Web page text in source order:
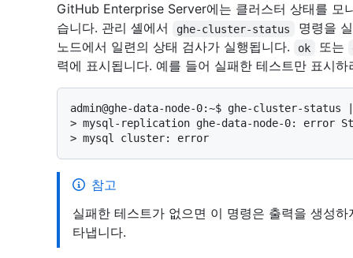
GitHub Enterprise Server에는 클러스터 상태를 모
습니다. 관리 셸에서
ghe-cluster-status
명령을
노드에서 일련의 상태 검사가 실행됩니다.
ok 또는
력에 표시됩니다. 예를 들어 실패한 테스트만 표시
> mysql-replication ghe-data-node-0: error
> mysql cluster: error
참고
실패한 테스트가 없으면 이 명령은 출력을 생성
타냅니다.